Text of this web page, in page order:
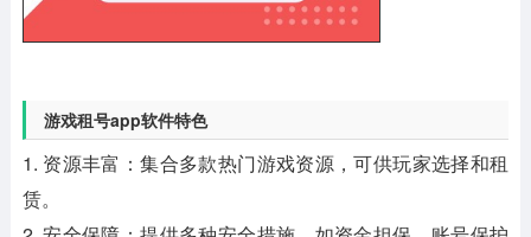
游戏租号app软件特色
1. 资源丰富：集合多款热门游戏资源，可供玩家选择和租
赁。